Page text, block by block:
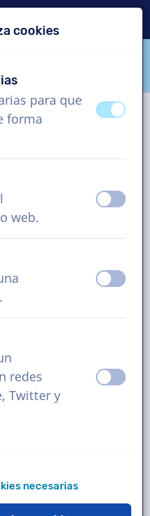
(Australia),
y mujer
australiano
o solicita una
mayoría de los
horas o menos.
tendrás
cookies
para que
forma
web.
redes
Twitter y
necesarias